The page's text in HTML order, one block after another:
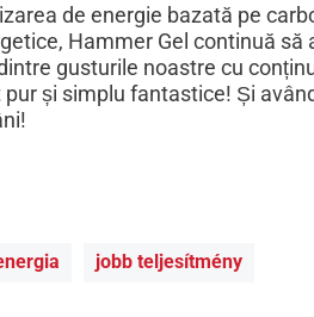
de energie bazată pe
Hammer Gel continuă
gusturile noastre cu
și simplu fantastice! Și
jobb teljesítmény